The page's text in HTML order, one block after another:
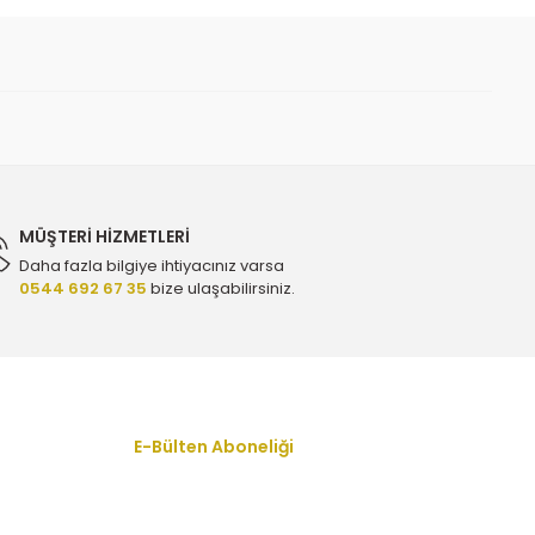
Vites) - Kraftvoll 10010290 - 90538576
- Orijinal 24426048 - 1238440
MÜŞTERİ HİZMETLERİ
Daha fazla bilgiye ihtiyacınız varsa
0544 692 67 35 bize ulaşabilirsiniz.
E-Bülten Aboneliği